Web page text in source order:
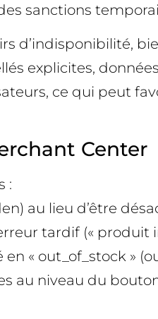
sanctions
d’indisponibilité,
explicites,
ce qui peut
Center
:
au lieu d’être
tardif («
« out_of_stock »
au niveau du